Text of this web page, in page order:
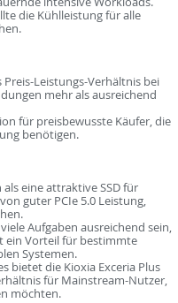
die Kühlleistung für alle
Preis-Leistungs-Verhältnis bei
mehr als ausreichend
für preisbewusste Käufer, die
benötigen.
als eine attraktive SSD für
guter PCIe 5.0 Leistung,
Aufgaben ausreichend sein,
ein Vorteil für bestimmte
Systemen.
bietet die Kioxia Exceria Plus
für Mainstream-Nutzer,
möchten.